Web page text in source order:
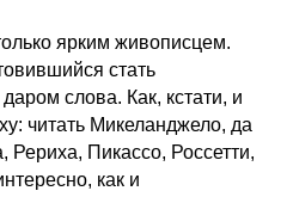
ярким живописцем.
стать
слова. Как, кстати, и
читать Микеланджело, да
Пикассо, Россетти,
как и